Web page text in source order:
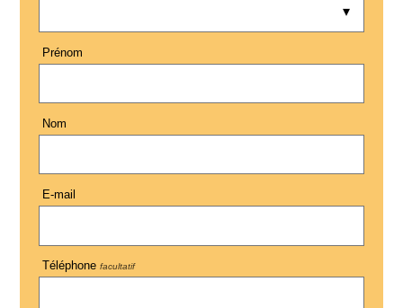
Prénom
Nom
E-mail
Téléphone facultatif